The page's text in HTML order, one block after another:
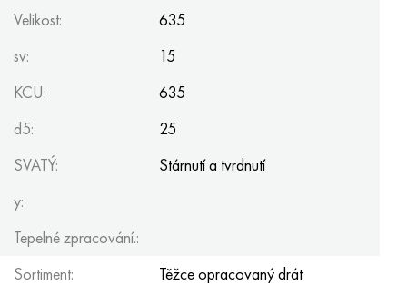
Velikost:
635
sv:
15
KCU:
635
d5:
25
SVATÝ:
Stárnutí a tvrdnutí
y:
Tepelné zpracování.:
Sortiment:
Těžce opracovaný drát
Hastelloy C-276
Hastelloy C2000
Hastelloy 3
Udimet 720
40XFA, 1,7223, AISI 4142
45X, 45h, 1,7035
45HN2MFA, k2425, 45hnmf